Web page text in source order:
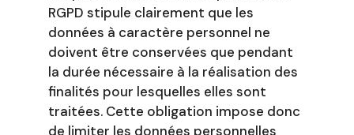
RGPD stipule clairement que les
données à caractère personnel ne
doivent être conservées que pendant
la durée nécessaire à la réalisation des
finalités pour lesquelles elles sont
traitées. Cette obligation impose donc
de limiter les données personnelles